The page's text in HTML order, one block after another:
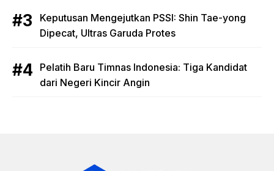
Keputusan Mengejutkan PSSI: Shin Tae-yong
Dipecat, Ultras Garuda Protes
Pelatih Baru Timnas Indonesia: Tiga Kandidat
dari Negeri Kincir Angin